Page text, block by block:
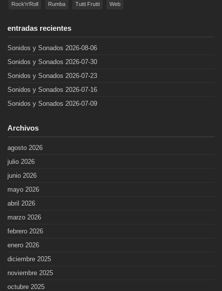
Rock'n'Roll Rumba Tutti Frutti Web
entradas recientes
Sonidos y Sonados 2026-08-06
Sonidos y Sonados 2026-07-30
Sonidos y Sonados 2026-07-23
Sonidos y Sonados 2026-07-16
Sonidos y Sonados 2026-07-09
Archivos
agosto 2026
julio 2026
junio 2026
mayo 2026
abril 2026
marzo 2026
febrero 2026
enero 2026
diciembre 2025
noviembre 2025
octubre 2025